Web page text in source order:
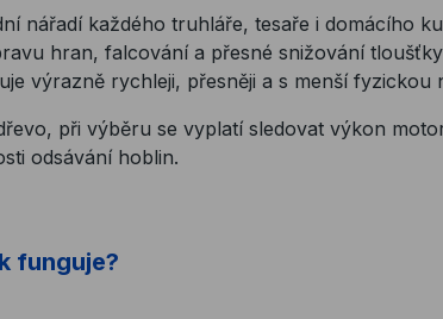
nářadí každého truhláře, tesaře i domácího
hran, falcování a přesné snižování
výrazně rychleji, přesněji a s menší fyzickou
při výběru se vyplatí sledovat výkon
odsávání hoblin.
funguje?